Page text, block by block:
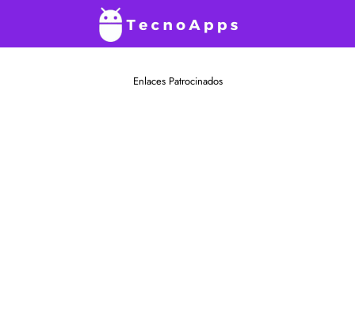
Enlaces Patrocinados